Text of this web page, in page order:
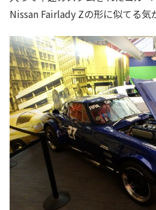
Nissan Fairlady Zの形に似てる気